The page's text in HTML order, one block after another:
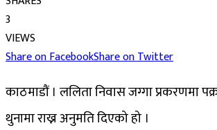
3
VIEWS
Share on FacebookShare on Twitter
काठमाडौं । ललिता निवास जग्गा प्रकरणमा
थुनामा राख्न अनुमति दिएको हो ।